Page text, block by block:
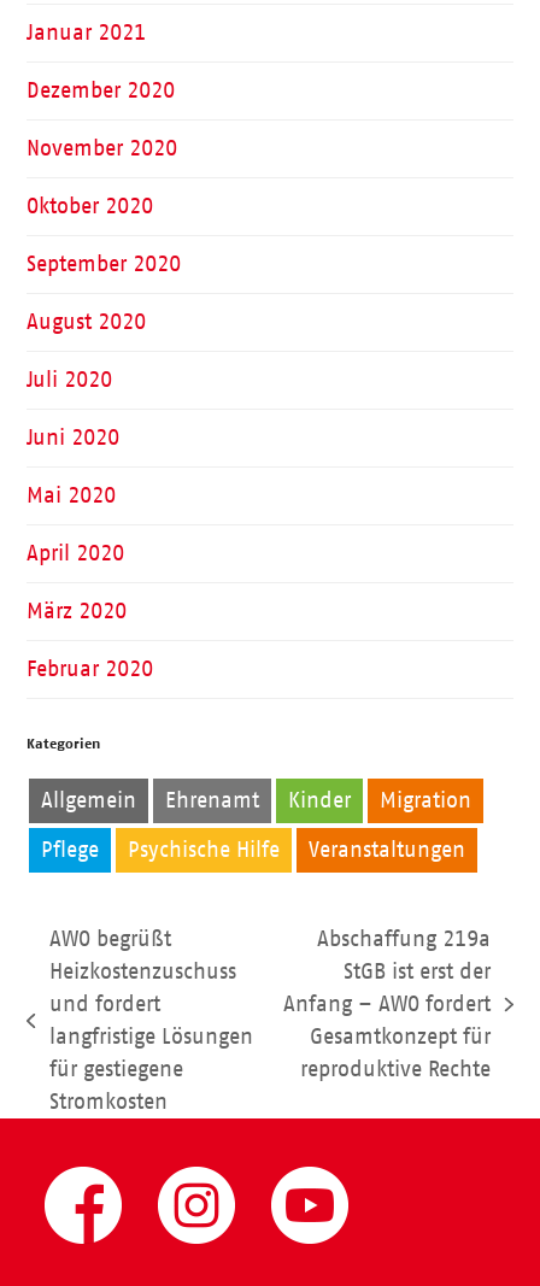
Januar 2021
Dezember 2020
November 2020
Oktober 2020
September 2020
August 2020
Juli 2020
Juni 2020
Mai 2020
April 2020
März 2020
Februar 2020
Kategorien
Allgemein Ehrenamt Kinder Migration
Pflege Psychische Hilfe Veranstaltungen
vorheriger
Beitrag:
AWO begrüßt
Heizkostenzuschuss
und fordert
langfristige Lösungen
für gestiegene
Stromkosten
Nächster
Beitrag:
Abschaffung 219a
StGB ist erst der
Anfang – AWO fordert
Gesamtkonzept für
reproduktive Rechte